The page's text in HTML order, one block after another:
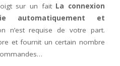
sur un fait La connexion
automatiquement et
n’est requise de votre part.
et fournit un certain nombre